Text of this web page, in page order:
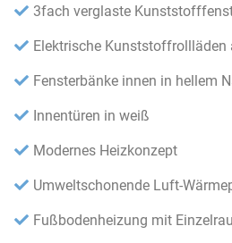
3fach verglaste
Elektrische Kunststoffrollläden
Fensterbänke innen in hellem
Innentüren in weiß
Modernes Heizkonzept
Umweltschonende Luft-
Fußbodenheizung mit